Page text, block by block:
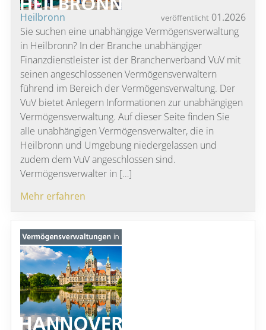
Heilbronn veröffentlicht01.2026
Sie suchen eine unabhängige Vermögensverwaltung
in Heilbronn? In der Branche unabhängiger
Finanzdienstleister ist der Branchenverband VuV mit
seinen angeschlossenen Vermögensverwaltern
führend im Bereich der Vermögensverwaltung. Der
VuV bietet Anlegern Informationen zur unabhängigen
Vermögensverwaltung. Auf dieser Seite finden Sie
alle unabhängigen Vermögensverwalter, die in
Heilbronn und Umgebung niedergelassen und
zudem dem VuV angeschlossen sind.
Vermögensverwalter in […]
Mehr erfahren